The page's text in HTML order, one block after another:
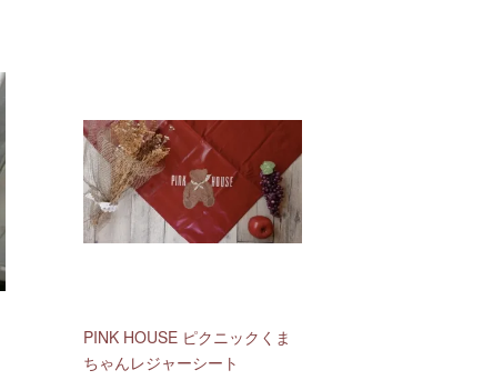
PINK HOUSE ピクニックくま
ちゃんレジャーシート